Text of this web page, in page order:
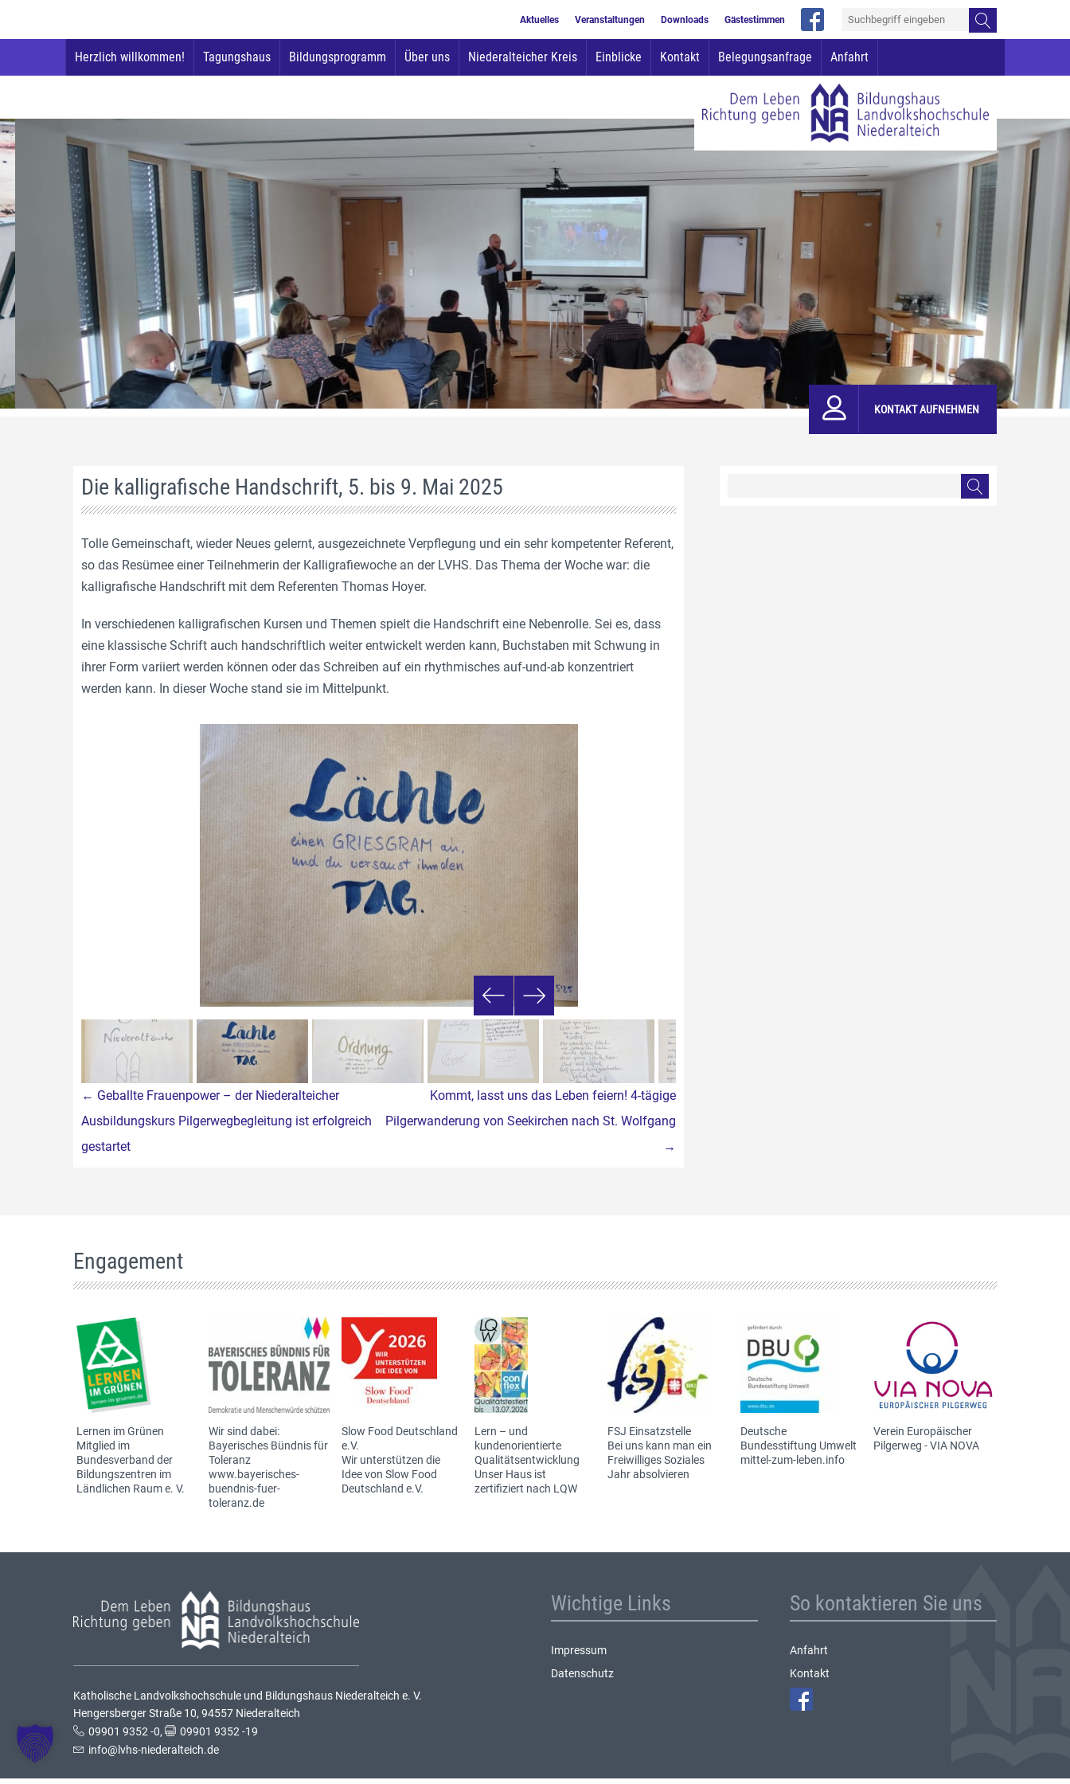
Aktuelles Veranstaltungen Downloads Gästestimmen
Inhalt
Herzlich willkommen! Tagungshaus Bildungsprogramm Über uns Niederalteicher Kreis Einblicke Kontakt Belegungsanfrage Anfahrt
KONTAKT AUFNEHMEN
Die kalligrafische Handschrift, 5. bis 9. Mai 2025
Tolle Gemeinschaft, wieder Neues gelernt, ausgezeichnete Verpflegung und ein sehr kompetenter Referent,
so das Resümee einer Teilnehmerin der Kalligrafiewoche an der LVHS. Das Thema der Woche war: die
kalligrafische Handschrift mit dem Referenten Thomas Hoyer.
In verschiedenen kalligrafischen Kursen und Themen spielt die Handschrift eine Nebenrolle. Sei es, dass
eine klassische Schrift auch handschriftlich weiter entwickelt werden kann, Buchstaben mit Schwung in
ihrer Form variiert werden können oder das Schreiben auf ein rhythmisches auf-und-ab konzentriert
werden kann. In dieser Woche stand sie im Mittelpunkt.
Beitragsnavigation
← Geballte Frauenpower – der Niederalteicher
Ausbildungskurs Pilgerwegbegleitung ist erfolgreich
gestartet
Kommt, lasst uns das Leben feiern! 4-tägige
Pilgerwanderung von Seekirchen nach St. Wolfgang
→
Engagement
Lernen im Grünen
Mitglied im
Bundesverband der
Bildungszentren im
Ländlichen Raum e. V.
Wir sind dabei:
Bayerisches Bündnis für
Toleranz
www.bayerisches-
buendnis-fuer-
toleranz.de
Slow Food Deutschland
e.V.
Wir unterstützen die
Idee von Slow Food
Deutschland e.V.
Lern – und
kundenorientierte
Qualitätsentwicklung
Unser Haus ist
zertifiziert nach LQW
FSJ Einsatzstelle
Bei uns kann man ein
Freiwilliges Soziales
Jahr absolvieren
Deutsche
Bundesstiftung Umwelt
mittel-zum-leben.info
Verein Europäischer
Pilgerweg - VIA NOVA
Katholische Landvolkshochschule und Bildungshaus Niederalteich e. V.
Hengersberger Straße 10, 94557 Niederalteich
09901 9352 -0,
09901 9352 -19
info@lvhs-niederalteich.de
Wichtige Links
Impressum
Datenschutz
So kontaktieren Sie uns
Anfahrt
Kontakt